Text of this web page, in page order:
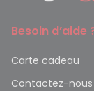
Besoin d’aide
Carte cadeau
Contactez-nous